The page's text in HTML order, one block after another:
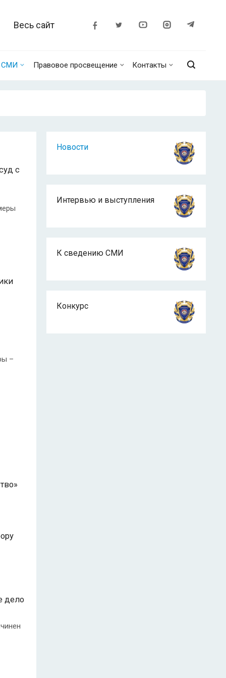
Весь сайт
СМИ Правовое просвещение Контакты
с
–
дело
Новости
Интервью и выступления
К сведению СМИ
Конкурс